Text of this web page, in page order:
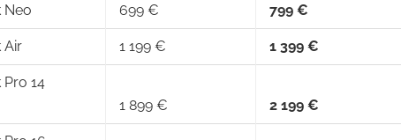
Neo 699 € 799 €
Air 1 199 € 1 399 €
14
1 899 € 2 199 €